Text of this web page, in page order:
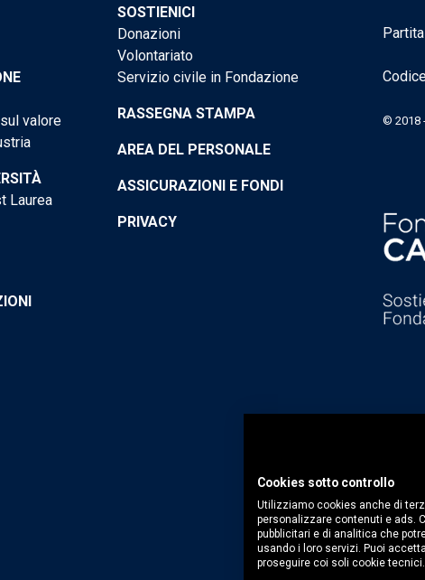
valore
Laurea
SOSTIENICI
Donazioni
Volontariato
Servizio civile in Fondazione
RASSEGNA STAMPA
AREA DEL PERSONALE
ASSICURAZIONI E FONDI
PRIVACY
© 2018
Cookies sotto controllo
Utilizziamo cookies anche di
personalizzare contenuti e ads.
pubblicitari e di analitica che
usando i loro servizi. Puoi
proseguire coi soli cookie